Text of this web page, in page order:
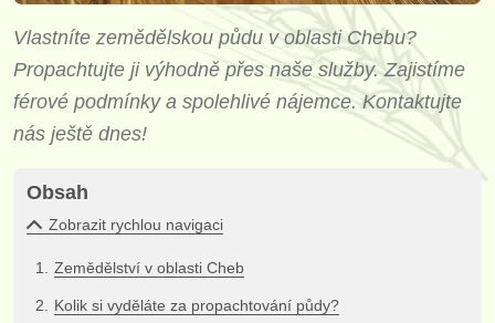
Vlastníte zemědělskou půdu v oblasti Chebu?
Propachtujte ji výhodně přes naše služby. Zajistíme
férové podmínky a spolehlivé nájemce. Kontaktujte
nás ještě dnes!
Obsah
Zobrazit rychlou navigaci
Zemědělství v oblasti Cheb
Kolik si vyděláte za propachtování půdy?